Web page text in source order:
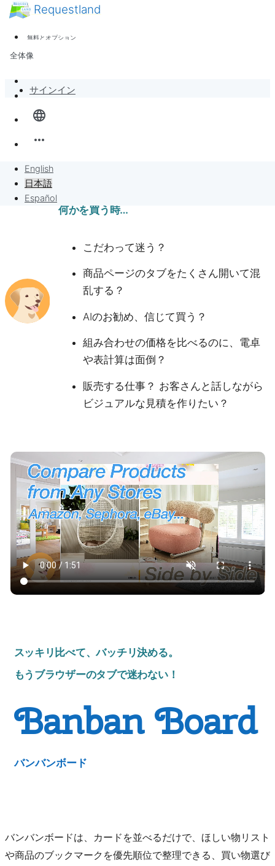
Requestland
無料とオプション
サポート
language
more_horiz
English
日本語
Español
全体像
バンバンボード
リクエスト
リクエストに販売
プロジェクト
ニュース
ピース・アンド・パッションについて
サインイン
何かを買う時…
こだわって迷う？
商品ページのタブをたくさん開いて混
乱する？
AIのお勧め、信じて買う？
組み合わせの価格を比べるのに、電卓
や表計算は面倒？
販売する仕事？ お客さんと話しながら
ビジュアルな見積を作りたい？
スッキリ比べて、バッチリ決める。
もうブラウザーのタブで迷わない！
Banban Board
バンバンボード
バンバンボードは、カードを並べるだけで、ほしい物リスト
や商品のブックマークを優先順位で整理できる、買い物選び